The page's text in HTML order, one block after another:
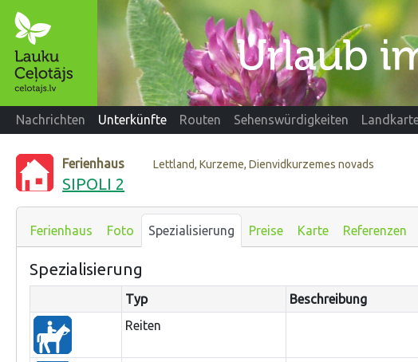
Nachrichten Unterkünfte Routen Sehenswürdigkeiten
Ferienhaus Lettland, Kurzeme, Dienvidkurzemes novads
SIPOLI 2
Ferienhaus Foto Spezialisierung Preise Karte Referenzen
Spezialisierung
Typ Beschreibung
Reiten